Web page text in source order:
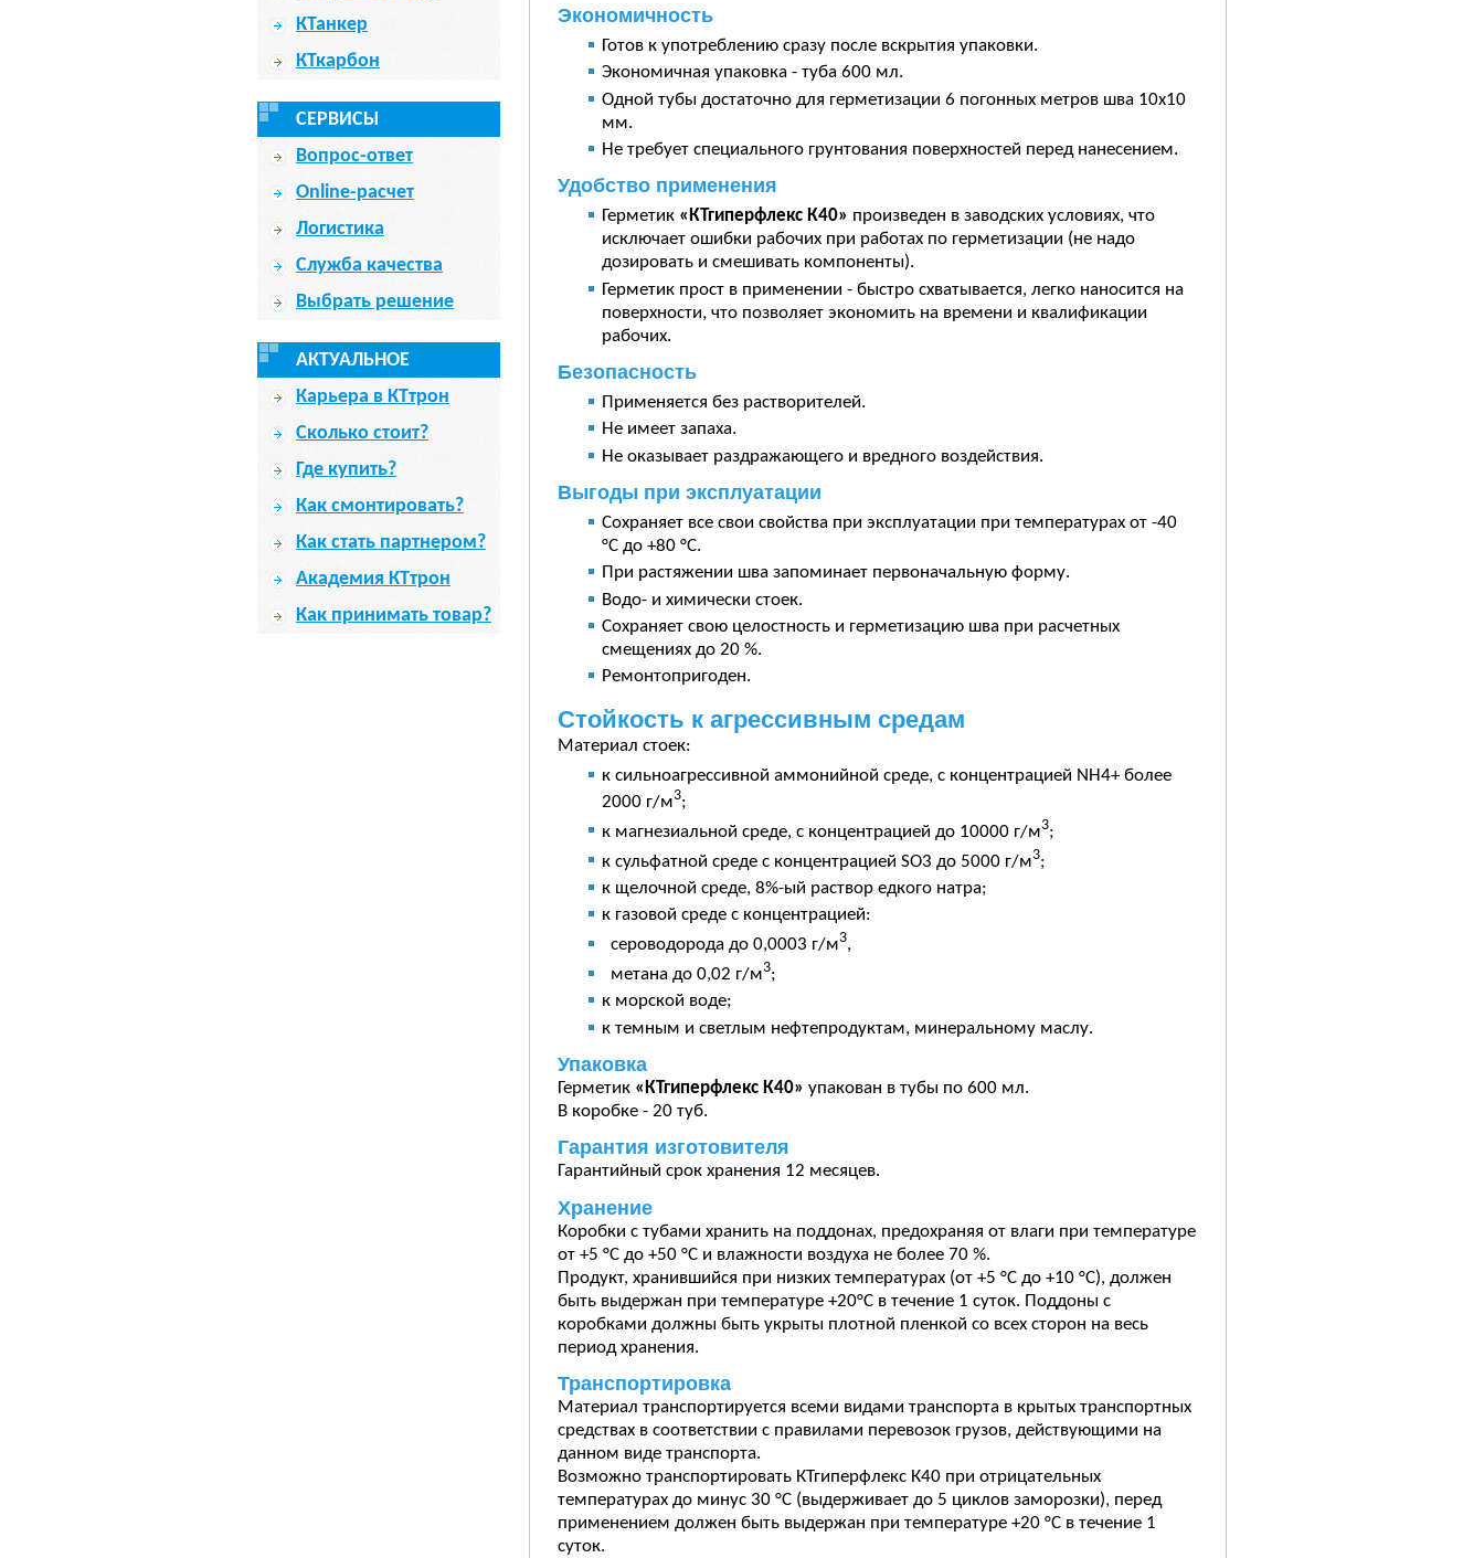
КТанкер
КТкарбон
СЕРВИСЫ
Вопрос-ответ
Online-расчет
Логистика
Служба качества
Выбрать решение
АКТУАЛЬНОЕ
Карьера в КТтрон
Сколько стоит?
Где купить?
Как смонтировать?
Как стать партнером?
Академия КТтрон
Как принимать товар?
Экономичность
Готов к употреблению сразу после вскрытия упаковки.
Экономичная упаковка - туба 600 мл.
Одной тубы достаточно для герметизации 6 погонных метров шва 10х10
мм.
Не требует специального грунтования поверхностей перед нанесением.
Удобство применения
Герметик «КТгиперфлекс К40» произведен в заводских условиях, что
исключает ошибки рабочих при работах по герметизации (не надо
дозировать и смешивать компоненты).
Герметик прост в применении - быстро схватывается, легко наносится на
поверхности, что позволяет экономить на времени и квалификации
рабочих.
Безопасность
Применяется без растворителей.
Не имеет запаха.
Не оказывает раздражающего и вредного воздействия.
Выгоды при эксплуатации
Сохраняет все свои свойства при эксплуатации при температурах от -40
°С до +80 °С.
При растяжении шва запоминает первоначальную форму.
Водо- и химически стоек.
Сохраняет свою целостность и герметизацию шва при расчетных
смещениях до 20 %.
Ремонтопригоден.
Стойкость к агрессивным средам
Материал стоек:
к сильноагрессивной аммонийной среде, с концентрацией NH4+ более
2000 г/м3;
к магнезиальной среде, с концентрацией до 10000 г/м3;
к сульфатной среде с концентрацией SO3 до 5000 г/м3;
к щелочной среде, 8%-ый раствор едкого натра;
к газовой среде с концентрацией:
сероводорода до 0,0003 г/м3,
метана до 0,02 г/м3;
к морской воде;
к темным и светлым нефтепродуктам, минеральному маслу.
Упаковка
Герметик «КТгиперфлекс К40» упакован в тубы по 600 мл.
В коробке - 20 туб.
Гарантия изготовителя
Гарантийный срок хранения 12 месяцев.
Хранение
Коробки с тубами хранить на поддонах, предохраняя от влаги при температуре
от +5 °С до +50 °С и влажности воздуха не более 70 %.
Продукт, хранившийся при низких температурах (от +5 °С до +10 °С), должен
быть выдержан при температуре +20°С в течение 1 суток. Поддоны с
коробками должны быть укрыты плотной пленкой со всех сторон на весь
период хранения.
Транспортировка
Материал транспортируется всеми видами транспорта в крытых транспортных
средствах в соответствии с правилами перевозок грузов, действующими на
данном виде транспорта.
Возможно транспортировать КТгиперфлекс К40 при отрицательных
температурах до минус 30 °С (выдерживает до 5 циклов заморозки), перед
применением должен быть выдержан при температуре +20 °С в течение 1
суток.